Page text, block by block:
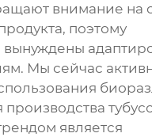
внимание на
поэтому
Мы сейчас
является